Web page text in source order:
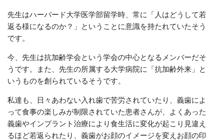
先生はハーバード大学医学部留学時、常に「人はどうして若
返る様になるのか？」ということに意識を持たれていたそう
です。
今、先生は抗加齢学会という学会の中心となるメンバーだそ
うです。また、先生の所属する大学病院に「抗加齢外来」と
いうものを創られているそうです。
私達も、日々あわない入れ歯で苦労されていたり、義歯によ
って食事の楽しみが制限されていた患者さんが、よくあった
義歯やインプラント治療により食生活に変化が起こり見違え
るほど若返られたり、義歯がお顔のイメージを変えお顔の印